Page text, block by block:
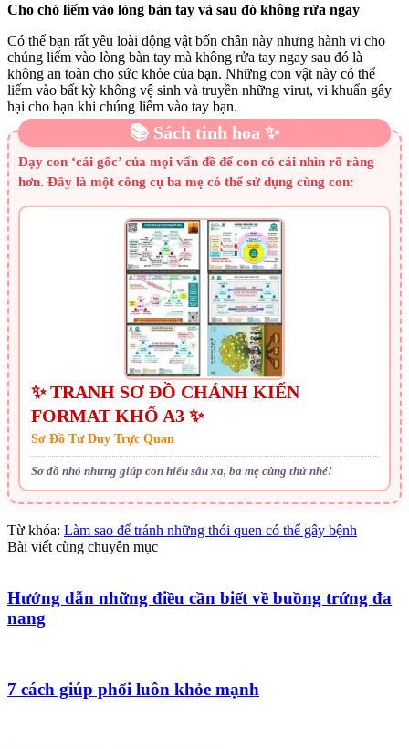
Cho chó liếm vào lòng bàn tay và sau đó không rửa ngay
Có thể bạn rất yêu loài động vật bốn chân này nhưng hành vi cho
chúng liếm vào lòng bàn tay mà không rửa tay ngay sau đó là
không an toàn cho sức khỏe của bạn. Những con vật này có thể
liếm vào bất kỳ không vệ sinh và truyền những virut, vi khuẩn gây
hại cho bạn khi chúng liếm vào tay bạn.
📚 Sách tinh hoa ✨
Dạy con ‘cái gốc’ của mọi vấn đề để con có cái nhìn rõ ràng
hơn. Đây là một công cụ ba mẹ có thể sử dụng cùng con:
✨ TRANH SƠ ĐỒ CHÁNH KIẾN
FORMAT KHỔ A3 ✨
Sơ Đồ Tư Duy Trực Quan
Sơ đồ nhỏ nhưng giúp con hiểu sâu xa, ba mẹ cùng thử nhé!
Từ khóa: Làm sao để tránh những thói quen có thể gây bệnh
Bài viết cùng chuyên mục
Hướng dẫn những điều cần biết về buồng trứng đa
nang
7 cách giúp phổi luôn khỏe mạnh